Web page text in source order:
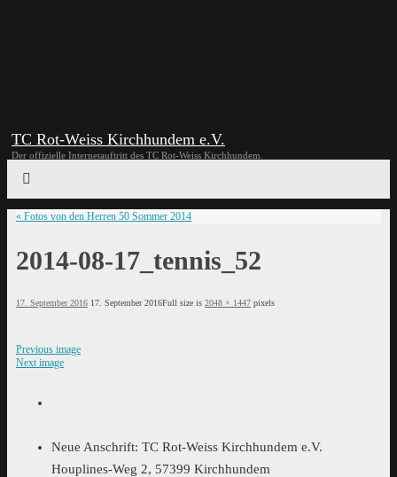
TC Rot-Weiss Kirchhundem e.V.
Der offizielle Internetauftritt des TC Rot-Weiss Kirchhundem.
« Fotos von den Herren 50 Sommer 2014
2014-08-17_tennis_52
17. September 2016 17. September 2016Full size is 2048 × 1447 pixels
Previous image
Next image
Neue Anschrift: TC Rot-Weiss Kirchhundem e.V.
Houplines-Weg 2, 57399 Kirchhundem